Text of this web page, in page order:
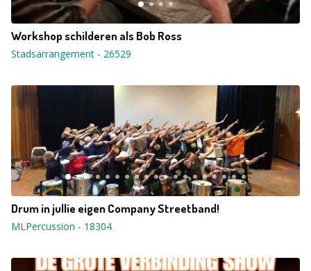
Workshop schilderen als Bob Ross
Stadsarrangement - 26529
Drum in jullie eigen Company Streetband!
MLPercussion - 18304